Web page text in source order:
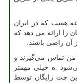
هست که در ایران
را ارائه می دهد که
آن راضی باشند.
با من تماس می‌گیرند و
.ه خیلی مهمتر
چت رایگان توسط